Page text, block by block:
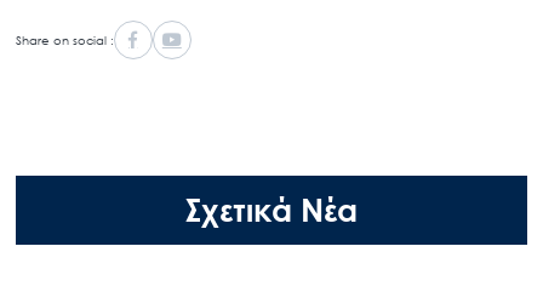
Share on social :
Σχετικά Νέα